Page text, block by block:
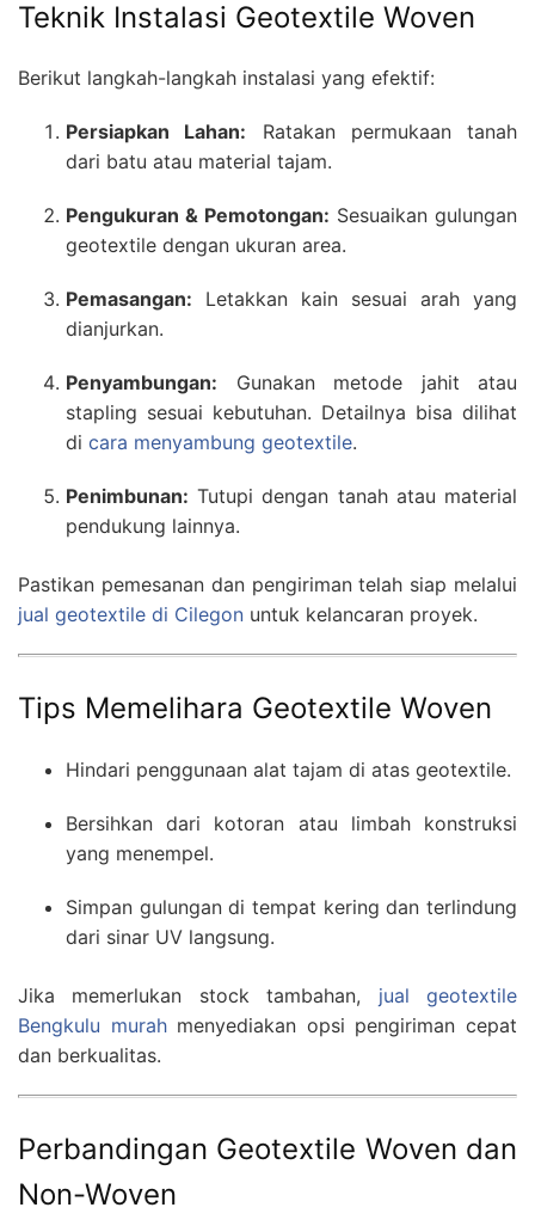
Teknik Instalasi Geotextile Woven
Berikut langkah-langkah instalasi yang efektif:
Persiapkan Lahan: Ratakan permukaan tanah
dari batu atau material tajam.
Pengukuran & Pemotongan: Sesuaikan gulungan
geotextile dengan ukuran area.
Pemasangan: Letakkan kain sesuai arah yang
dianjurkan.
Penyambungan: Gunakan metode jahit atau
stapling sesuai kebutuhan. Detailnya bisa dilihat
di cara menyambung geotextile.
Penimbunan: Tutupi dengan tanah atau material
pendukung lainnya.
Pastikan pemesanan dan pengiriman telah siap melalui
jual geotextile di Cilegon untuk kelancaran proyek.
Tips Memelihara Geotextile Woven
Hindari penggunaan alat tajam di atas geotextile.
Bersihkan dari kotoran atau limbah konstruksi
yang menempel.
Simpan gulungan di tempat kering dan terlindung
dari sinar UV langsung.
Jika memerlukan stock tambahan, jual geotextile
Bengkulu murahmenyediakan opsi pengiriman cepat
dan berkualitas.
Perbandingan Geotextile Woven dan
Non-Woven